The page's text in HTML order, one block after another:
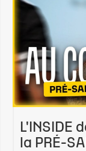
L'INSIDE
la PRÉ-